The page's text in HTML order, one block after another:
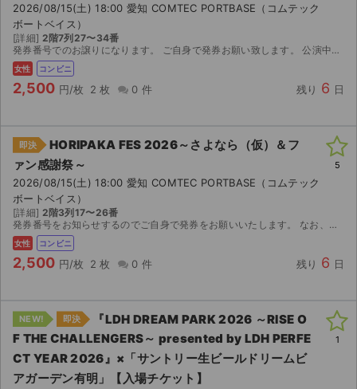
2026/08/15(土) 18:00 愛知 COMTEC PORTBASE（コムテック
ボートベイス）
[詳細] 2階7列27〜34番
発券番号でのお譲りになります。 ご自身で発券お願い致します。 公演中止のみ返金 エラー対応不可
女性 コンビニ
2,500 円/枚 2 枚 0 件 残り 6 日
即決
HORIPAKA FES 2026～さよなら（仮）＆フ
ァン感謝祭～
2026/08/15(土) 18:00 愛知 COMTEC PORTBASE（コムテック
ボートベイス）
[詳細] 2階3列17〜26番
発券番号をお知らせするのでご自身で発券をお願いいたします。 なお、発券開始後、分配可能であれば分配することも可能です。
女性 コンビニ
2,500 円/枚 2 枚 0 件 残り 6 日
5
NEW! 即決
『LDH DREAM PARK 2026 ～RISE O
F THE CHALLENGERS～ presented by LDH PERFE
CT YEAR 2026』×「サントリー⽣ビールドリームビ
アガーデン有明」【入場チケット】
1